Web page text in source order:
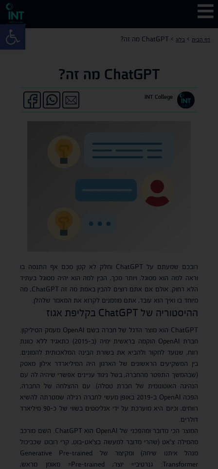
דף הבית > בלוג > ChatGPT מה זה?
ChatGPT מה זה?
INT College
רובכם שמעתם על ChatGPT וחלק לא קטן מכם אף התנסה בו
וראה למה הוא מסוגל, ויותר מכך, הבין למה הוא יהיה מסוגל בעתיד
הלא רחוק. אולם אם אתם רוצים להבין באמת מה זה ChatGPT, מה
מיוחד בו ואיך הוא עובד, אתם מוזמנים לקרוא את המאמר שלהלן.
ההיסטוריה של ChatGPT בקליפת אגוז
ChatGPT הוא מוצר הדגל של חברה בשם OpenAI מעמק הסיליקון.
חברת OpenAI הוקמה בראשית ימיה (ב-2015) כתאגיד ללא כוונת
רווח, שנועד לחקור ולהביא את בשורת הבינה המלאכותית להמונים.
בין המשקיעים הראשונים של הארגון היה המיליארדר אילון מאסק
(שבהמשך התפטר מהחברה, בשל ניגוד עניינים אפשרי שיהיה לה עם
הנהיגה האוטונומית של חברת טסלה). עם ההצלחה של החברה,
הפכה OpenAI ב-2019 באופן מעשי לחברה רגילה שמטרתה להשיא
רווחים, וכיום היא מוערכת על ידי אנליסטים בשווי של כ-90 מיליארד
דולרים.
המוצר הכי מדובר ומהפכני של OpenAI הוא ChatGPT. השם מורכב
מהמילה צ'אט (שהרי מדובר למעשה בצ'אט-בוט, קרי רובוט שכביכול
מנהל איתנו שיחה) ומקיצור של Generative Pre-trained
Transformer: גנרטיבי= יוצר; Pre-trained= מאומן מראש;